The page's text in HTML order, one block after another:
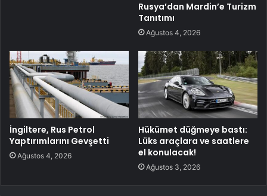
Rusya’dan Mardin’e Turizm
Tanıtımı
Ağustos 4, 2026
İngiltere, Rus Petrol
Yaptırımlarını Gevşetti
Ağustos 4, 2026
Hükümet düğmeye bastı:
Lüks araçlara ve saatlere
el konulacak!
Ağustos 3, 2026